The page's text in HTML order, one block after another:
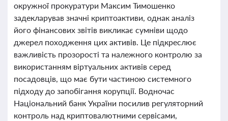
окружної прокуратури Максим Тимошенко
задекларував значні криптоактиви, однак аналіз
його фінансових звітів викликає сумніви щодо
джерел походження цих активів. Це підкреслює
важливість прозорості та належного контролю за
використанням віртуальних активів серед
посадовців, що має бути частиною системного
підходу до запобігання корупції. Водночас
Національний банк України посилив регуляторний
контроль над криптовалютними сервісами,